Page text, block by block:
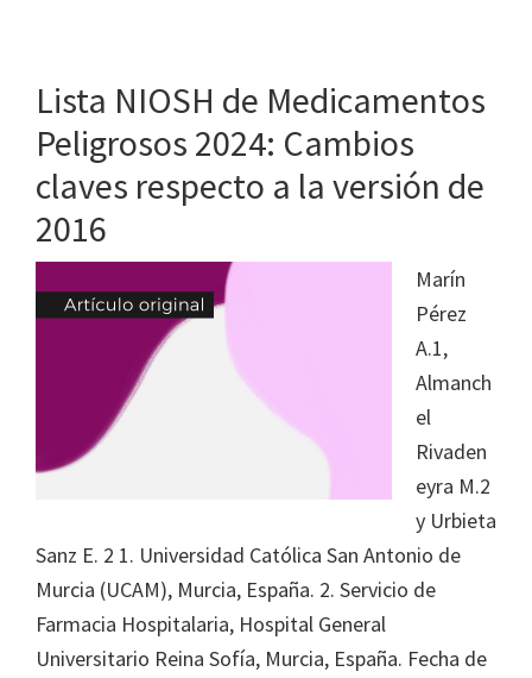
Lista NIOSH de Medicamentos
Peligrosos 2024: Cambios
claves respecto a la versión de
2016
Marín
Pérez
A.1,
Almanch
el
Rivaden
eyra M.2
y Urbieta
Sanz E. 2 1. Universidad Católica San Antonio de
Murcia (UCAM), Murcia, España. 2. Servicio de
Farmacia Hospitalaria, Hospital General
Universitario Reina Sofía, Murcia, España. Fecha de